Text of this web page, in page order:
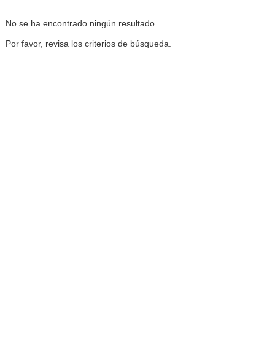
No se ha encontrado ningún resultado.
Por favor, revisa los criterios de búsqueda.